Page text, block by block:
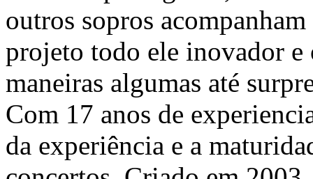
outros sopros
projeto todo ele inovador e
maneiras algumas até
Com 17 anos de
da experiência e a